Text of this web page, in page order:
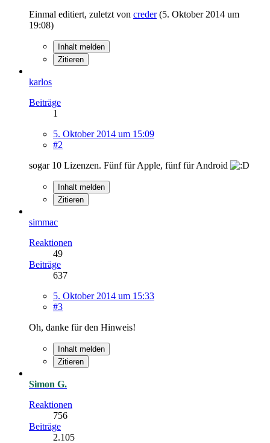
Einmal editiert, zuletzt von creder(5. Oktober 2014 um
19:08)
Inhalt melden
Zitieren
karlos
Beiträge
1
5. Oktober 2014 um 15:09
#2
sogar 10 Lizenzen. Fünf für Apple, fünf für Android
Inhalt melden
Zitieren
simmac
Reaktionen
49
Beiträge
637
5. Oktober 2014 um 15:33
#3
Oh, danke für den Hinweis!
Inhalt melden
Zitieren
Simon G.
Reaktionen
756
Beiträge
2.105